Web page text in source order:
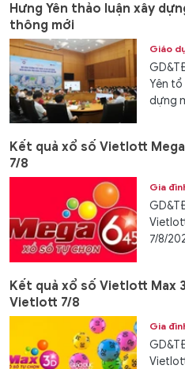
Hưng Yên thảo luận xây
thông mới
Giáo
Yên
dựng
Kết quả xổ số Vietlott
7/8
Gia
7/8/
Kết quả xổ số Vietlott Max
Vietlott 7/8
Gia